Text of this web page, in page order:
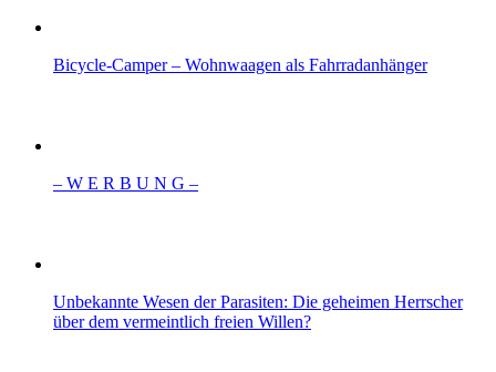
Bicycle-Camper – Wohnwaagen als Fahrradanhänger
– W Ε R Β U Ν G –
Unbekannte Wesen der Parasiten: Die geheimen Herrscher
über dem vermeintlich freien Willen?